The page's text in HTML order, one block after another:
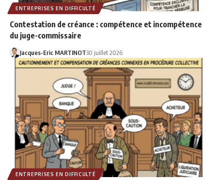
ENTREPRISES EN DIFFICULTÉ
Contestation de créance : compétence et incompétence
du juge-commissaire
Jacques-Eric MARTINOT30 juillet 2026
ENTREPRISES EN DIFFICULTÉ